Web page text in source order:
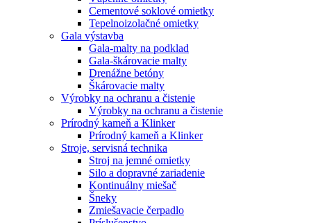
Cementové soklové omietky
Tepelnoizolačné omietky
Gala výstavba
Gala-malty na podklad
Gala-škárovacie malty
Drenážne betóny
Škárovacie malty
Výrobky na ochranu a čistenie
Výrobky na ochranu a čistenie
Prírodný kameň a Klinker
Prírodný kameň a Klinker
Stroje, servisná technika
Stroj na jemné omietky
Silo a dopravné zariadenie
Kontinuálny miešač
Šneky
Zmiešavacie čerpadlo